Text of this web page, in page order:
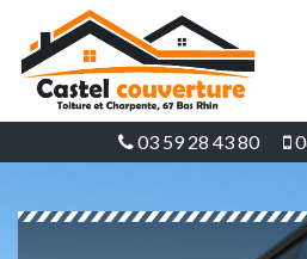
03 59 28 43 80